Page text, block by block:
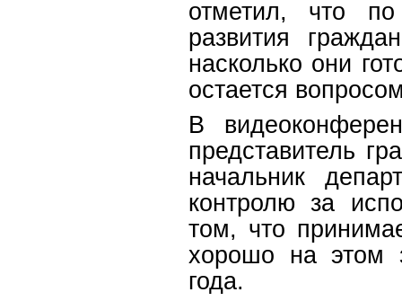
отметил, что
развития
насколько они
остается
В
представитель
начальник
контролю за
том, что
хорошо на этом
года.